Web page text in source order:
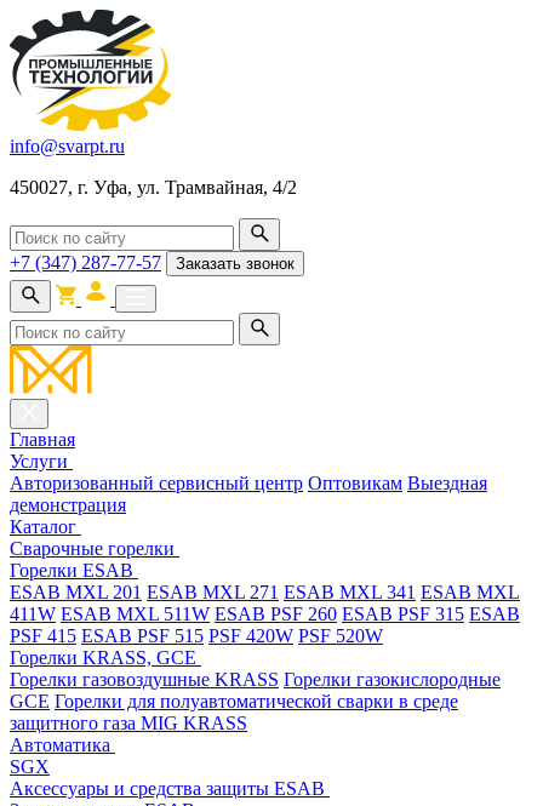
info@svarpt.ru
450027, г. Уфа, ул. Трамвайная, 4/2
+7 (347) 287-77-57 Заказать звонок
Главная
Услуги
Авторизованный сервисный центр Оптовикам Выездная
демонстрация
Каталог
Cварочные горелки
Горелки ESAB
ESAB MXL 201 ESAB MXL 271 ESAB MXL 341 ESAB MXL
411W ESAB MXL 511W ESAB PSF 260 ESAB PSF 315 ESAB
PSF 415 ESAB PSF 515 PSF 420W PSF 520W
Горелки KRASS, GCE
Горелки газовоздушные KRASS Горелки газокислородные
GCE Горелки для полуавтоматической сварки в среде
защитного газа MIG KRASS
Автоматика
SGX
Аксессуары и средства защиты ESAB